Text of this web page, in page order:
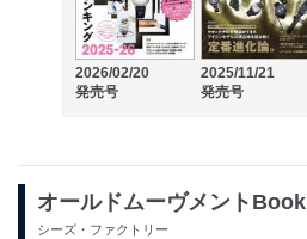
2026/02/20
発売号
2025/11/21
発売号
オールドムーヴメントBook
シーズ・ファクトリー